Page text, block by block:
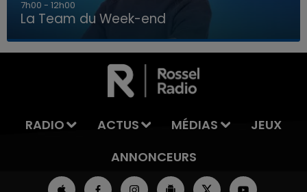
LA TEAM DU WEEK-END
La Team du Week-end
RADIO ACTUS MÉDIAS
JEUX
ANNONCEURS